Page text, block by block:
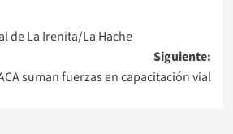
de La Irenita/La Hache
Siguiente:
suman fuerzas en capacitación vial